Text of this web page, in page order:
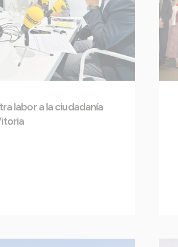
labor a la ciudadanía